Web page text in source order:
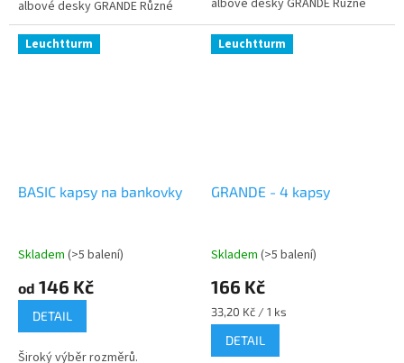
albové desky GRANDE Různé
dělení přihrádek Vnější formát:
242 x 312 mm Balení po 5 kusech
dělení přihrádek Vnější formát:
242 x 312 mm Balení po 5 kusech
Leuchtturm
BASIC kapsy na bankovky
Skladem (>5 balení)
od 146 Kč
DETAIL
Široký výběr rozměrů.
Leuchtturm
GRANDE - 4 kapsy
Skladem (>5 balení)
166 Kč
Měrná
cena:
33,20 Kč / 1 ks
DETAIL